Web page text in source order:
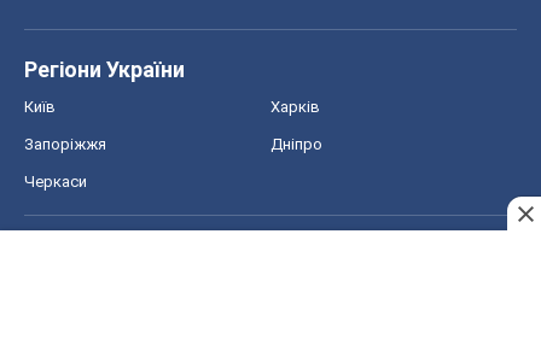
Регіони України
Київ Харків
Запоріжжя Дніпро
Черкаси